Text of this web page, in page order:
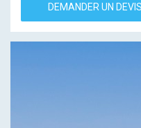
DEMANDER UN DEVIS